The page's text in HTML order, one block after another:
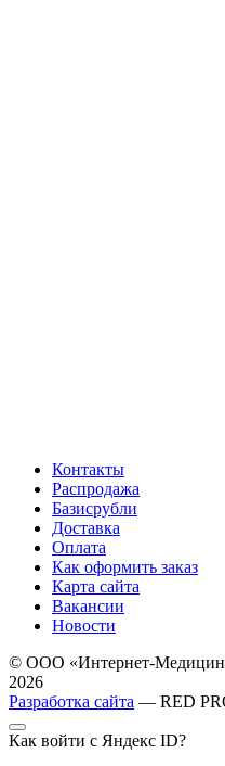
Контакты
Распродажа
Базисрубли
Доставка
Оплата
Как оформить заказ
Карта сайта
Вакансии
Новости
© ООО «Интернет-
2026
Разработка сайта — RED
Как войти с Яндекс ID?